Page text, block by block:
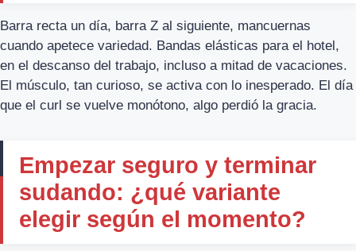
Barra recta un día, barra Z al siguiente, mancuernas
cuando apetece variedad. Bandas elásticas para el hotel,
en el descanso del trabajo, incluso a mitad de vacaciones.
El músculo, tan curioso, se activa con lo inesperado. El día
que el curl se vuelve monótono, algo perdió la gracia.
Empezar seguro y terminar
sudando: ¿qué variante
elegir según el momento?